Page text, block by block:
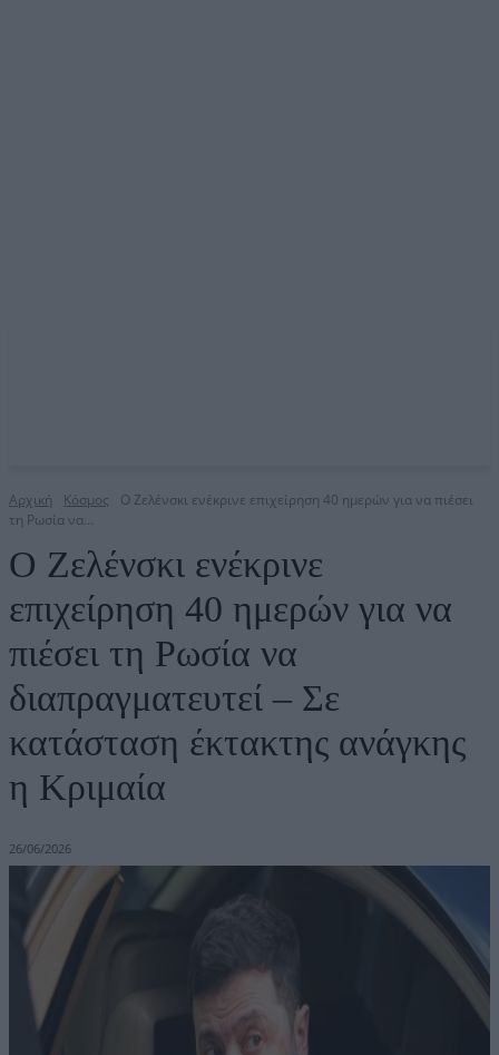
Αρχική Κόσμος
Ο Ζελένσκι ενέκρινε επιχείρηση 40 ημερών για να πιέσει
τη Ρωσία να...
Ο Ζελένσκι ενέκρινε
επιχείρηση 40 ημερών για να
πιέσει τη Ρωσία να
διαπραγματευτεί – Σε
κατάσταση έκτακτης ανάγκης
η Κριμαία
26/06/2026